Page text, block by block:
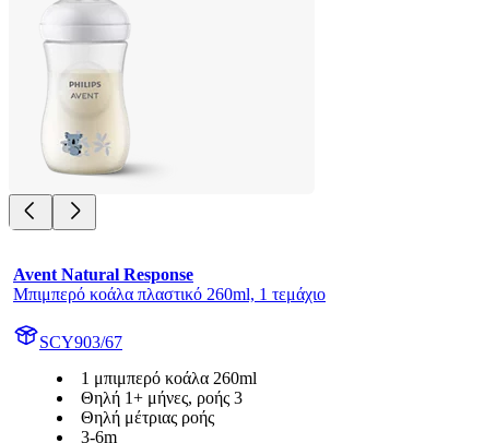
Avent Natural Response
Μπιμπερό κοάλα πλαστικό 260ml, 1 τεμάχιο
SCY903/67
1 μπιμπερό κοάλα 260ml
Θηλή 1+ μήνες, ροής 3
Θηλή μέτριας ροής
3-6m